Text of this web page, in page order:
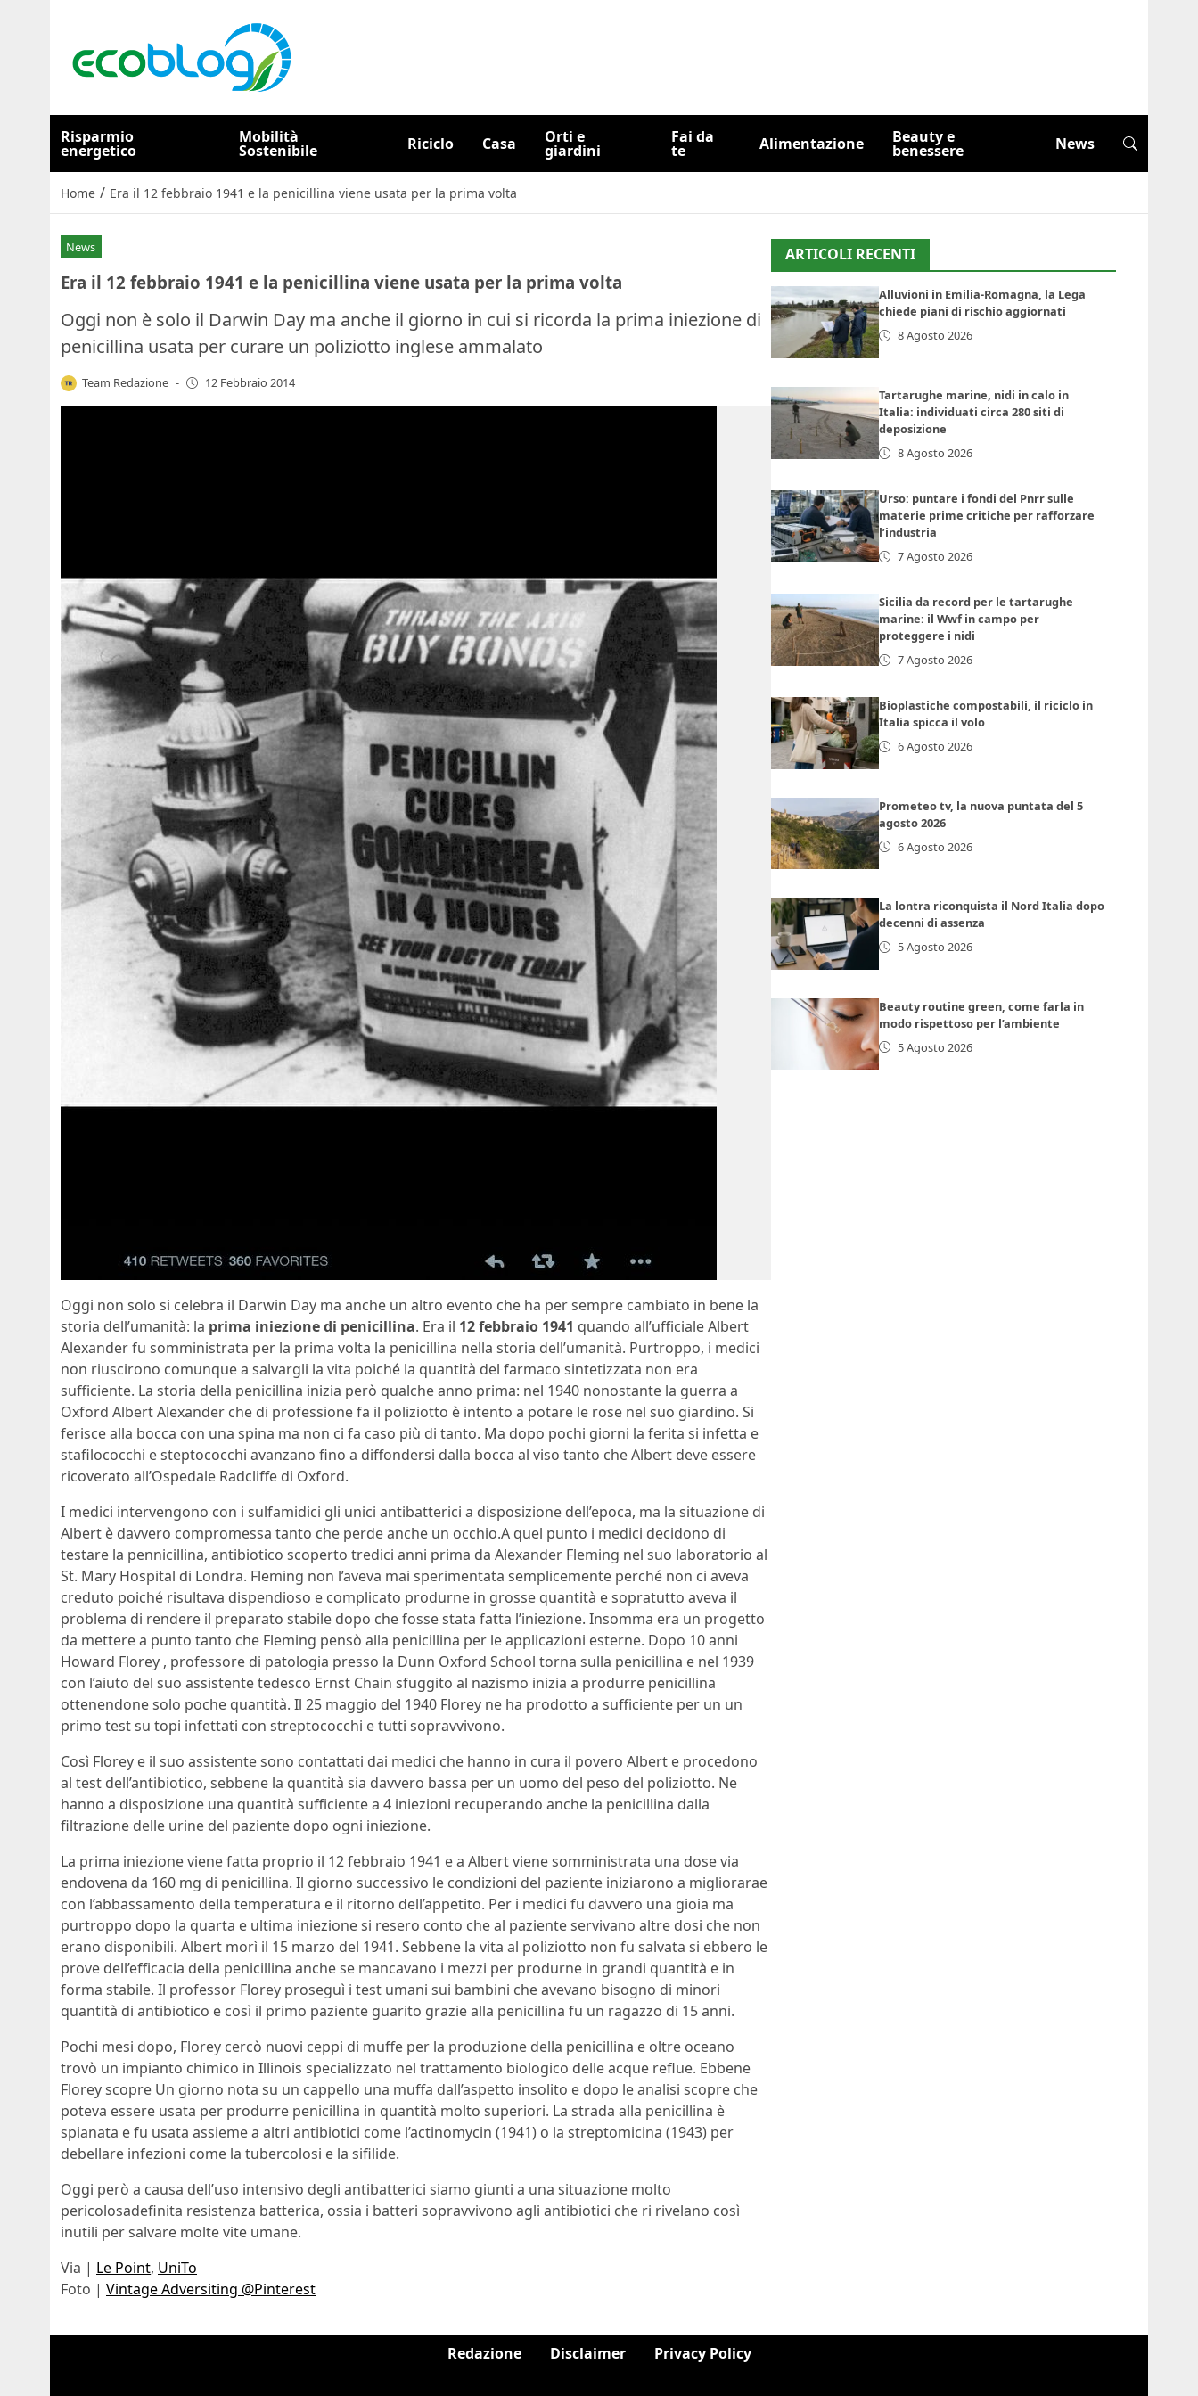
Risparmio
energetico
Mobilità
Sostenibile Riciclo Casa Orti e
giardini
Fai da
te Alimentazione Beauty e
benessere News
Home / Era il 12 febbraio 1941 e la penicillina viene usata per la prima volta
News
Era il 12 febbraio 1941 e la penicillina viene usata per la prima volta
Oggi non è solo il Darwin Day ma anche il giorno in cui si ricorda la prima iniezione di
penicillina usata per curare un poliziotto inglese ammalato
Team Redazione - 12 Febbraio 2014
Oggi non solo si celebra il Darwin Day ma anche un altro evento che ha per sempre cambiato in bene la
storia dell’umanità: la prima iniezione di penicillina. Era il 12 febbraio 1941 quando all’ufficiale Albert
Alexander fu somministrata per la prima volta la penicillina nella storia dell’umanità. Purtroppo, i medici
non riuscirono comunque a salvargli la vita poiché la quantità del farmaco sintetizzata non era
sufficiente. La storia della penicillina inizia però qualche anno prima: nel 1940 nonostante la guerra a
Oxford Albert Alexander che di professione fa il poliziotto è intento a potare le rose nel suo giardino. Si
ferisce alla bocca con una spina ma non ci fa caso più di tanto. Ma dopo pochi giorni la ferita si infetta e
stafilococchi e steptococchi avanzano fino a diffondersi dalla bocca al viso tanto che Albert deve essere
ricoverato all’Ospedale Radcliffe di Oxford.
I medici intervengono con i sulfamidici gli unici antibatterici a disposizione dell’epoca, ma la situazione di
Albert è davvero compromessa tanto che perde anche un occhio.A quel punto i medici decidono di
testare la pennicillina, antibiotico scoperto tredici anni prima da Alexander Fleming nel suo laboratorio al
St. Mary Hospital di Londra. Fleming non l’aveva mai sperimentata semplicemente perché non ci aveva
creduto poiché risultava dispendioso e complicato produrne in grosse quantità e sopratutto aveva il
problema di rendere il preparato stabile dopo che fosse stata fatta l’iniezione. Insomma era un progetto
da mettere a punto tanto che Fleming pensò alla penicillina per le applicazioni esterne. Dopo 10 anni
Howard Florey , professore di patologia presso la Dunn Oxford School torna sulla penicillina e nel 1939
con l’aiuto del suo assistente tedesco Ernst Chain sfuggito al nazismo inizia a produrre penicillina
ottenendone solo poche quantità. Il 25 maggio del 1940 Florey ne ha prodotto a sufficiente per un un
primo test su topi infettati con streptococchi e tutti sopravvivono.
Così Florey e il suo assistente sono contattati dai medici che hanno in cura il povero Albert e procedono
al test dell’antibiotico, sebbene la quantità sia davvero bassa per un uomo del peso del poliziotto. Ne
hanno a disposizione una quantità sufficiente a 4 iniezioni recuperando anche la penicillina dalla
filtrazione delle urine del paziente dopo ogni iniezione.
La prima iniezione viene fatta proprio il 12 febbraio 1941 e a Albert viene somministrata una dose via
endovena da 160 mg di penicillina. Il giorno successivo le condizioni del paziente iniziarono a migliorarae
con l’abbassamento della temperatura e il ritorno dell’appetito. Per i medici fu davvero una gioia ma
purtroppo dopo la quarta e ultima iniezione si resero conto che al paziente servivano altre dosi che non
erano disponibili. Albert morì il 15 marzo del 1941. Sebbene la vita al poliziotto non fu salvata si ebbero le
prove dell’efficacia della penicillina anche se mancavano i mezzi per produrne in grandi quantità e in
forma stabile. Il professor Florey proseguì i test umani sui bambini che avevano bisogno di minori
quantità di antibiotico e così il primo paziente guarito grazie alla penicillina fu un ragazzo di 15 anni.
Pochi mesi dopo, Florey cercò nuovi ceppi di muffe per la produzione della penicillina e oltre oceano
trovò un impianto chimico in Illinois specializzato nel trattamento biologico delle acque reflue. Ebbene
Florey scopre Un giorno nota su un cappello una muffa dall’aspetto insolito e dopo le analisi scopre che
poteva essere usata per produrre penicillina in quantità molto superiori. La strada alla penicillina è
spianata e fu usata assieme a altri antibiotici come l’actinomycin (1941) o la streptomicina (1943) per
debellare infezioni come la tubercolosi e la sifilide.
Oggi però a causa dell’uso intensivo degli antibatterici siamo giunti a una situazione molto
pericolosadefinita resistenza batterica, ossia i batteri sopravvivono agli antibiotici che ri rivelano così
inutili per salvare molte vite umane.
Via | Le Point, UniTo
Foto | Vintage Adversiting @Pinterest
ARTICOLI RECENTI
Alluvioni in Emilia-Romagna, la Lega
chiede piani di rischio aggiornati
8 Agosto 2026
Tartarughe marine, nidi in calo in
Italia: individuati circa 280 siti di
deposizione
8 Agosto 2026
Urso: puntare i fondi del Pnrr sulle
materie prime critiche per rafforzare
l’industria
7 Agosto 2026
Sicilia da record per le tartarughe
marine: il Wwf in campo per
proteggere i nidi
7 Agosto 2026
Bioplastiche compostabili, il riciclo in
Italia spicca il volo
6 Agosto 2026
Prometeo tv, la nuova puntata del 5
agosto 2026
6 Agosto 2026
La lontra riconquista il Nord Italia dopo
decenni di assenza
5 Agosto 2026
Beauty routine green, come farla in
modo rispettoso per l’ambiente
5 Agosto 2026
Redazione Disclaimer Privacy Policy